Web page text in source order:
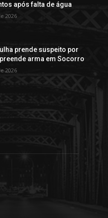
após falta de água
2026
prende suspeito por
arma em Socorro
2026